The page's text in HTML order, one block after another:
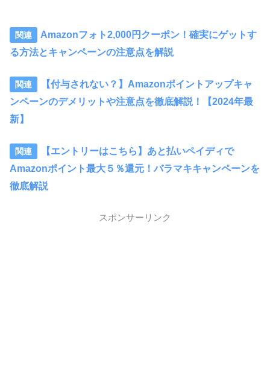
Amazonフォト2,000円クーポン！確実にゲットす
る方法とキャンペーンの注意点を解説
【付与されない？】Amazonポイントアップキャ
ンペーンのデメリットや注意点を徹底解説！【2024年最
新】
【エントリーはこちら】あと払いペイディで
Amazonポイント最大５％還元！バラマキキャンペーンを
徹底解説
スポンサーリンク